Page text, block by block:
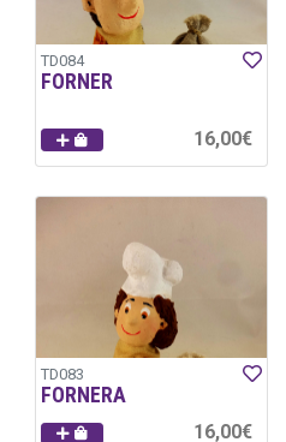
TD084
FORNER
16,00€
TD083
FORNERA
16,00€